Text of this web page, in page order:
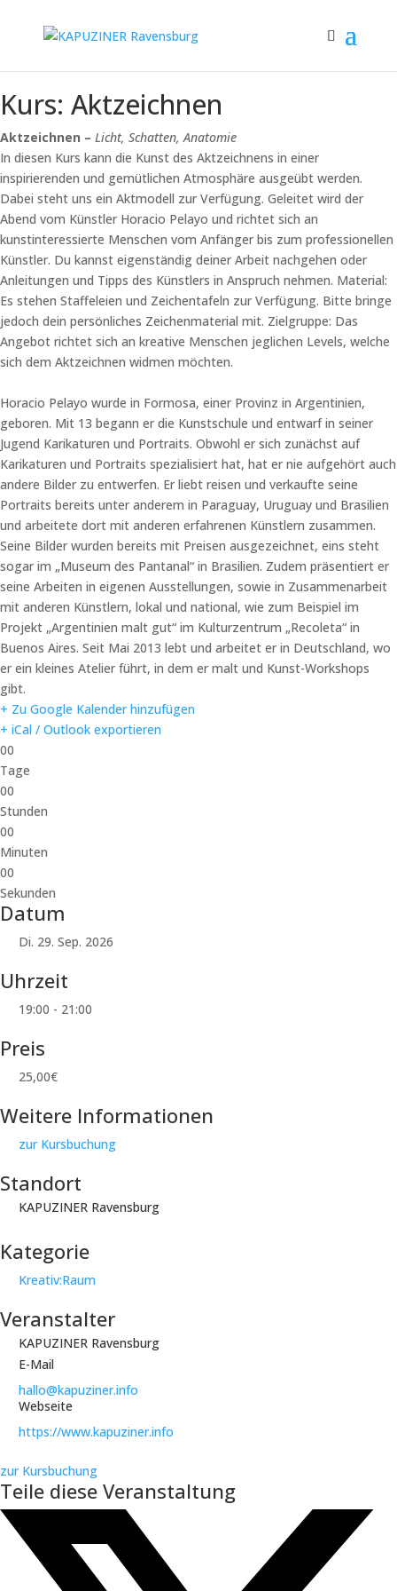
Kurs: Aktzeichnen
Aktzeichnen – Licht, Schatten, Anatomie
In diesen Kurs kann die Kunst des Aktzeichnens in einer
inspirierenden und gemütlichen Atmosphäre ausgeübt werden.
Dabei steht uns ein Aktmodell zur Verfügung. Geleitet wird der
Abend vom Künstler Horacio Pelayo und richtet sich an
kunstinteressierte Menschen vom Anfänger bis zum professionellen
Künstler. Du kannst eigenständig deiner Arbeit nachgehen oder
Anleitungen und Tipps des Künstlers in Anspruch nehmen. Material:
Es stehen Staffeleien und Zeichentafeln zur Verfügung. Bitte bringe
jedoch dein persönliches Zeichenmaterial mit. Zielgruppe: Das
Angebot richtet sich an kreative Menschen jeglichen Levels, welche
sich dem Aktzeichnen widmen möchten.
Horacio Pelayo wurde in Formosa, einer Provinz in Argentinien,
geboren. Mit 13 begann er die Kunstschule und entwarf in seiner
Jugend Karikaturen und Portraits. Obwohl er sich zunächst auf
Karikaturen und Portraits spezialisiert hat, hat er nie aufgehört auch
andere Bilder zu entwerfen. Er liebt reisen und verkaufte seine
Portraits bereits unter anderem in Paraguay, Uruguay und Brasilien
und arbeitete dort mit anderen erfahrenen Künstlern zusammen.
Seine Bilder wurden bereits mit Preisen ausgezeichnet, eins steht
sogar im „Museum des Pantanal“ in Brasilien. Zudem präsentiert er
seine Arbeiten in eigenen Ausstellungen, sowie in Zusammenarbeit
mit anderen Künstlern, lokal und national, wie zum Beispiel im
Projekt „Argentinien malt gut“ im Kulturzentrum „Recoleta“ in
Buenos Aires. Seit Mai 2013 lebt und arbeitet er in Deutschland, wo
er ein kleines Atelier führt, in dem er malt und Kunst-Workshops
gibt.
+ Zu Google Kalender hinzufügen
+ iCal / Outlook exportieren
00
Tage
00
Stunden
00
Minuten
00
Sekunden
Datum
Di. 29. Sep. 2026
Uhrzeit
19:00 - 21:00
Preis
25,00€
Weitere Informationen
zur Kursbuchung
Standort
KAPUZINER Ravensburg
Kategorie
Kreativ:Raum
Veranstalter
KAPUZINER Ravensburg
E-Mail
hallo@kapuziner.info
Webseite
https://www.kapuziner.info
zur Kursbuchung
Teile diese Veranstaltung